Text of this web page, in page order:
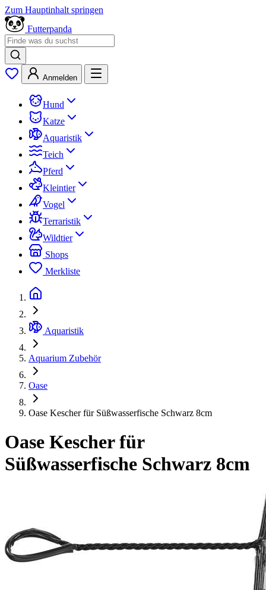
Zum Hauptinhalt springen
Futterpanda
Anmelden
Hund
Katze
Aquaristik
Teich
Pferd
Kleintier
Vogel
Terraristik
Wildtier
Shops
Merkliste
Aquaristik
Aquarium Zubehör
Oase
Oase Kescher für Süßwasserfische Schwarz 8cm
Oase Kescher für
Süßwasserfische Schwarz 8cm